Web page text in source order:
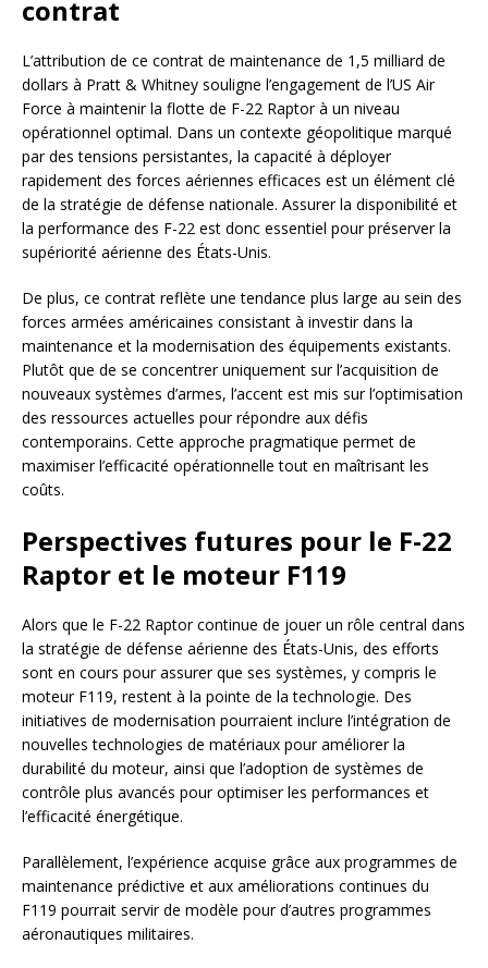
contrat
L’attribution de ce contrat de maintenance de 1,5 milliard de
dollars à Pratt & Whitney souligne l’engagement de l’US Air
Force à maintenir la flotte de F-22 Raptor à un niveau
opérationnel optimal. Dans un contexte géopolitique marqué
par des tensions persistantes, la capacité à déployer
rapidement des forces aériennes efficaces est un élément clé
de la stratégie de défense nationale. Assurer la disponibilité et
la performance des F-22 est donc essentiel pour préserver la
supériorité aérienne des États-Unis.
De plus, ce contrat reflète une tendance plus large au sein des
forces armées américaines consistant à investir dans la
maintenance et la modernisation des équipements existants.
Plutôt que de se concentrer uniquement sur l’acquisition de
nouveaux systèmes d’armes, l’accent est mis sur l’optimisation
des ressources actuelles pour répondre aux défis
contemporains. Cette approche pragmatique permet de
maximiser l’efficacité opérationnelle tout en maîtrisant les
coûts.
Perspectives futures pour le F-22
Raptor et le moteur F119
Alors que le F-22 Raptor continue de jouer un rôle central dans
la stratégie de défense aérienne des États-Unis, des efforts
sont en cours pour assurer que ses systèmes, y compris le
moteur F119, restent à la pointe de la technologie. Des
initiatives de modernisation pourraient inclure l’intégration de
nouvelles technologies de matériaux pour améliorer la
durabilité du moteur, ainsi que l’adoption de systèmes de
contrôle plus avancés pour optimiser les performances et
l’efficacité énergétique.
Parallèlement, l’expérience acquise grâce aux programmes de
maintenance prédictive et aux améliorations continues du
F119 pourrait servir de modèle pour d’autres programmes
aéronautiques militaires.